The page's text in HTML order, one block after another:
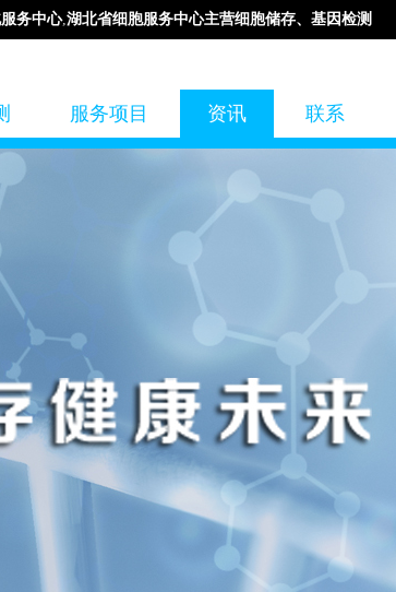
务中心,湖北省细胞服务中心主营细胞储存、基因检测
服务项目 资讯 联系